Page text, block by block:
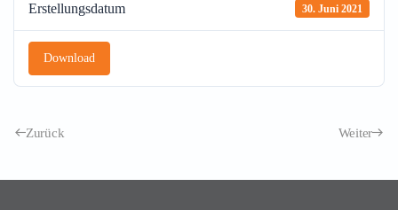
Erstellungsdatum 30. Juni 2021
Download
Zurück Weiter